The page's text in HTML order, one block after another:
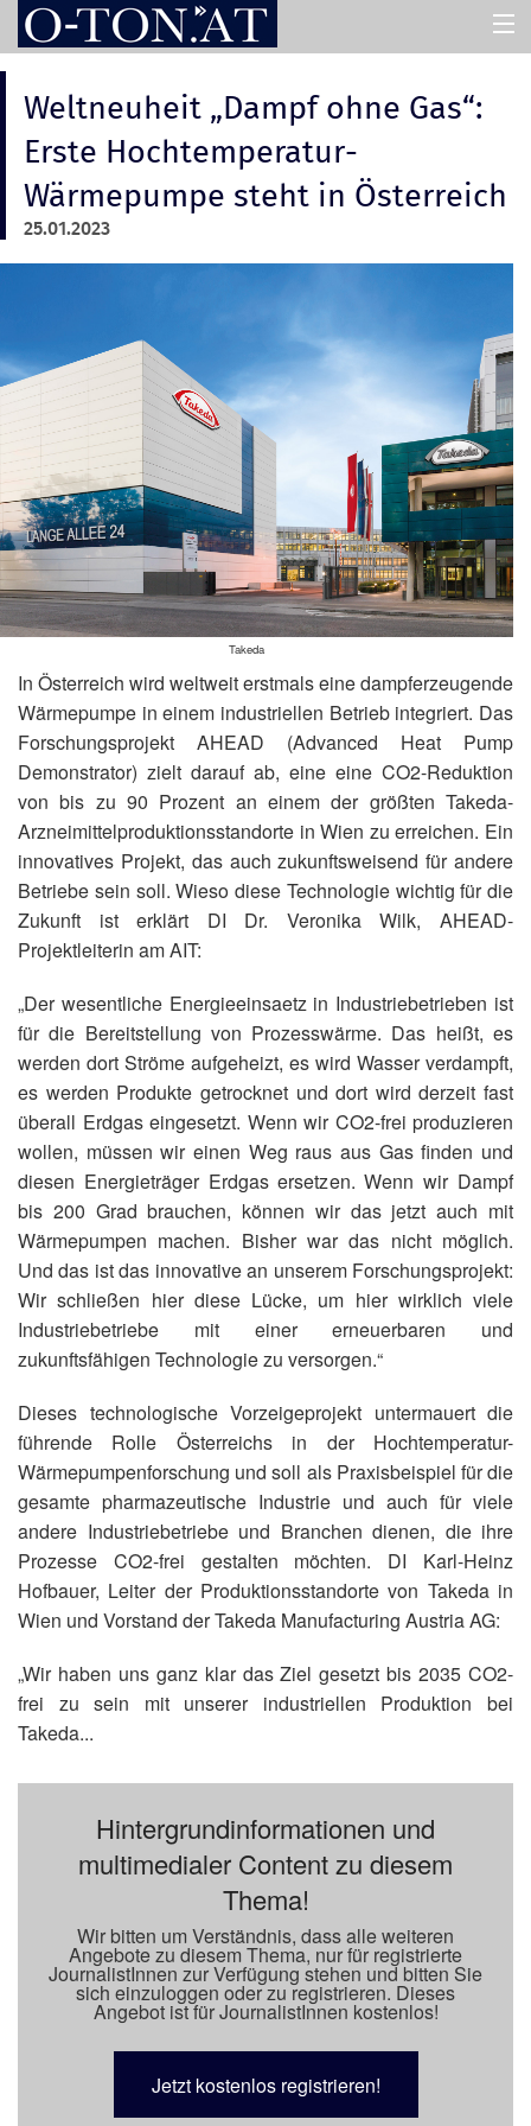
PRESSEMAPPEN
ASSISTENT
Weltneuheit „Dampf ohne Gas“:
Erste Hochtemperatur-
Wärmepumpe steht in Österreich
25.01.2023
Takeda
In Österreich wird weltweit erstmals eine dampferzeugende
Wärmepumpe in einem industriellen Betrieb integriert. Das
Forschungsprojekt AHEAD (Advanced Heat Pump
Demonstrator) zielt darauf ab, eine eine CO2-Reduktion
von bis zu 90 Prozent an einem der größten Takeda-
Arzneimittelproduktionsstandorte in Wien zu erreichen. Ein
innovatives Projekt, das auch zukunftsweisend für andere
Betriebe sein soll. Wieso diese Technologie wichtig für die
Zukunft ist erklärt DI Dr. Veronika Wilk, AHEAD-
Projektleiterin am AIT:
„Der wesentliche Energieeinsaetz in Industriebetrieben ist
für die Bereitstellung von Prozesswärme. Das heißt, es
werden dort Ströme aufgeheizt, es wird Wasser verdampft,
es werden Produkte getrocknet und dort wird derzeit fast
überall Erdgas eingesetzt. Wenn wir CO2-frei produzieren
wollen, müssen wir einen Weg raus aus Gas finden und
diesen Energieträger Erdgas ersetzen. Wenn wir Dampf
bis 200 Grad brauchen, können wir das jetzt auch mit
Wärmepumpen machen. Bisher war das nicht möglich.
Und das ist das innovative an unserem Forschungsprojekt:
Wir schließen hier diese Lücke, um hier wirklich viele
Industriebetriebe mit einer erneuerbaren und
zukunftsfähigen Technologie zu versorgen.“
Dieses technologische Vorzeigeprojekt untermauert die
führende Rolle Österreichs in der Hochtemperatur-
Wärmepumpenforschung und soll als Praxisbeispiel für die
gesamte pharmazeutische Industrie und auch für viele
andere Industriebetriebe und Branchen dienen, die ihre
Prozesse CO2-frei gestalten möchten. DI Karl-Heinz
Hofbauer, Leiter der Produktionsstandorte von Takeda in
Wien und Vorstand der Takeda Manufacturing Austria AG:
„Wir haben uns ganz klar das Ziel gesetzt bis 2035 CO2-
frei zu sein mit unserer industriellen Produktion bei
Takeda...
Hintergrundinformationen und
multimedialer Content zu diesem
Thema!
Wir bitten um Verständnis, dass alle weiteren
Angebote zu diesem Thema, nur für registrierte
JournalistInnen zur Verfügung stehen und bitten Sie
sich einzuloggen oder zu registrieren. Dieses
Angebot ist für JournalistInnen kostenlos!
Jetzt kostenlos registrieren!